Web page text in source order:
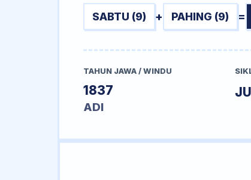
SABTU (9) + PAHING (9) =
TAHUN JAWA / WINDU
1837
ADI